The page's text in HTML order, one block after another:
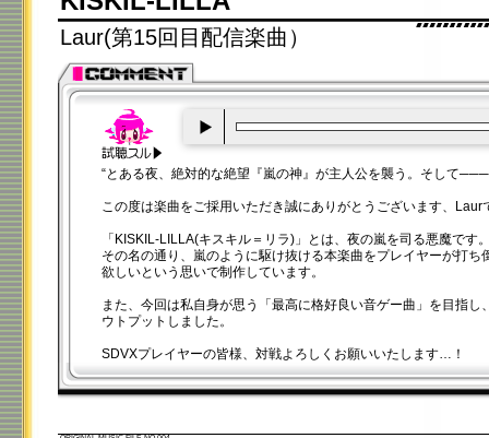
Laur(第15回目配信楽曲）
“とある夜、絶対的な絶望『嵐の神』が主人公を襲う。そして
この度は楽曲をご採用いただき誠にありがとうございます、Laur
「KISKIL-LILLA(キスキル＝リラ)」とは、夜の嵐を司る悪魔です
その名の通り、嵐のように駆け抜ける本楽曲をプレイヤーが打ち
欲しいという思いで制作しています。
また、今回は私自身が思う「最高に格好良い音ゲー曲」を目指し
ウトプットしました。
SDVXプレイヤーの皆様、対戦よろしくお願いいたします…！